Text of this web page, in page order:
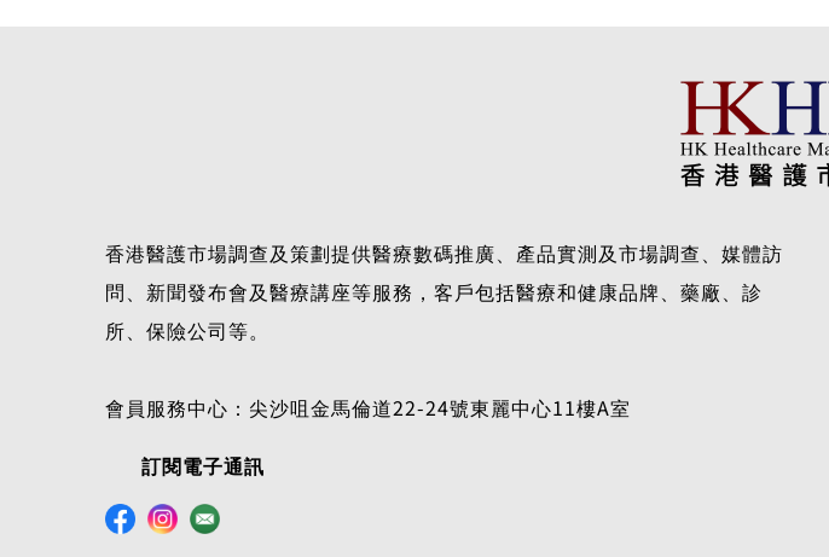
香港醫護市場調查及策劃提供醫療數碼推廣、產品實測及市場調查、媒體訪
問、新聞發布會及醫療講座等服務，客戶包括醫療和健康品牌、藥廠、診
所、保險公司等。
會員服務中心：尖沙咀金馬倫道22-24號東麗中心11樓A室
訂閱電子通訊